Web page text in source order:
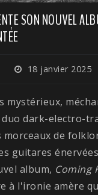
SON NOUVEL
18 janvier 2025
mystérieux,
duo dark-electro-
morceaux de
guitares énervées
album, Coming
à l'ironie amère